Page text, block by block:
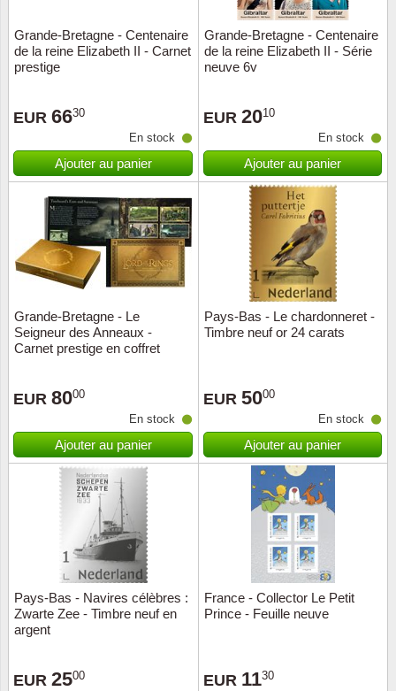
Grande-Bretagne - Centenaire
de la reine Elizabeth II - Carnet
prestige
EUR 6630
En stock
Ajouter au panier
Grande-Bretagne - Centenaire
de la reine Elizabeth II - Série
neuve 6v
EUR 2010
En stock
Ajouter au panier
Grande-Bretagne - Le
Seigneur des Anneaux -
Carnet prestige en coffret
EUR 8000
En stock
Ajouter au panier
Pays-Bas - Le chardonneret -
Timbre neuf or 24 carats
EUR 5000
En stock
Ajouter au panier
Pays-Bas - Navires célèbres :
Zwarte Zee - Timbre neuf en
argent
EUR 2500
France - Collector Le Petit
Prince - Feuille neuve
EUR 1130